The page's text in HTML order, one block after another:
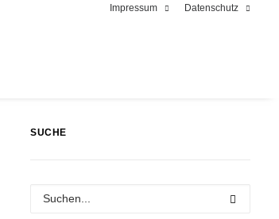
Impressum Datenschutz
SUCHE